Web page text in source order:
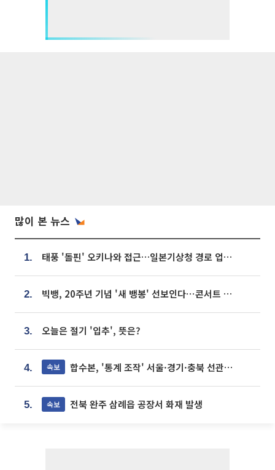
많이 본 뉴스
1. 태풍 '돌핀' 오키나와 접근…일본기상청 경로 업데이트
2. 빅뱅, 20주년 기념 '새 뱅봉' 선보인다⋯콘서트 앞두고 팝업 개최
3. 오늘은 절기 '입추', 뜻은?
4. 속보 합수본, '통계 조작' 서울·경기·충북 선관위 등 추가 압수수색
5. 속보 전북 완주 삼례읍 공장서 화재 발생